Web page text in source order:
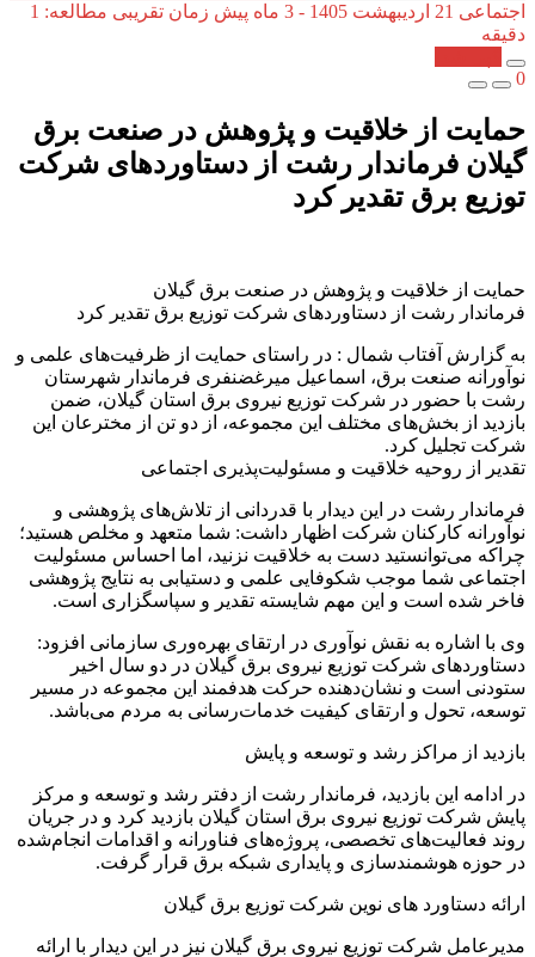
اجتماعی 21 اردیبهشت 1405 - 3 ماه پیش
زمان تقریبی مطالعه: 1
دقیقه
0
حمایت از خلاقیت و پژوهش در صنعت برق
گیلان فرماندار رشت از دستاوردهای شركت
توزیع برق تقدیر كرد
حمایت از خلاقیت و پژوهش در صنعت برق گیلان
فرماندار رشت از دستاوردهای شركت توزیع برق تقدیر كرد
به گزارش آفتاب شمال : در راستای حمایت از ظرفیت‌های علمی و
نوآورانه صنعت برق، اسماعیل میرغضنفری فرماندار شهرستان
رشت با حضور در شرکت توزیع نیروی برق استان گیلان، ضمن
بازدید از بخش‌های مختلف این مجموعه، از دو تن از مخترعان این
شرکت تجلیل کرد.
تقدیر از روحیه خلاقیت و مسئولیت‌پذیری اجتماعی
فرماندار رشت در این دیدار با قدردانی از تلاش‌های پژوهشی و
نوآورانه کارکنان شرکت اظهار داشت: شما متعهد و مخلص هستید؛
چراکه می‌توانستید دست به خلاقیت نزنید، اما احساس مسئولیت
اجتماعی شما موجب شکوفایی علمی و دستیابی به نتایج پژوهشی
فاخر شده است و این مهم شایسته تقدیر و سپاسگزاری است.
وی با اشاره به نقش نوآوری در ارتقای بهره‌وری سازمانی افزود:
دستاوردهای شرکت توزیع نیروی برق گیلان در دو سال اخیر
ستودنی است و نشان‌دهنده حرکت هدفمند این مجموعه در مسیر
توسعه، تحول و ارتقای کیفیت خدمات‌رسانی به مردم می‌باشد.
بازدید از مراکز رشد و توسعه و پایش
در ادامه این بازدید، فرماندار رشت از دفتر رشد و توسعه و مرکز
پایش شرکت توزیع نیروی برق استان گیلان بازدید کرد و در جریان
روند فعالیت‌های تخصصی، پروژه‌های فناورانه و اقدامات انجام‌شده
در حوزه هوشمندسازی و پایداری شبکه برق قرار گرفت.
ارائه دستاورد های نوین شرکت توزیع برق گیلان
مدیرعامل شرکت توزیع نیروی برق گیلان نیز در این دیدار با ارائه